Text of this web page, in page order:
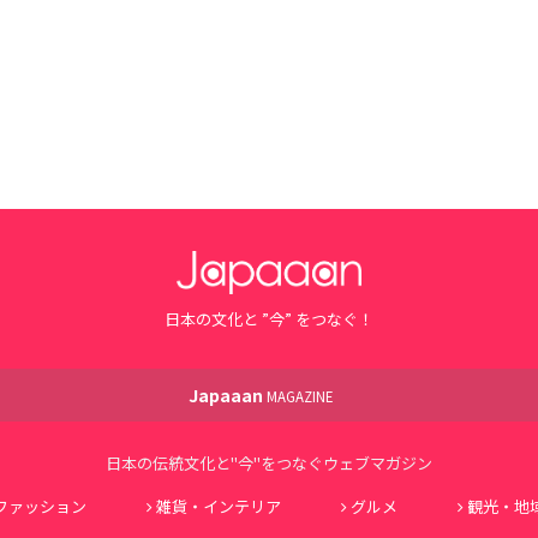
日本の文化と ”今” をつなぐ！
Japaaan MAGAZINE
日本の伝統文化と"今"をつなぐウェブマガジン
ァッション 雑貨・インテリア グルメ 観光・地